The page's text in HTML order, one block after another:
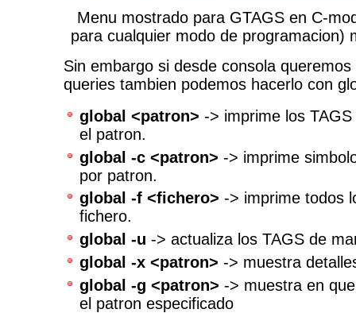
Menu mostrado para GTAGS en C-
para cualquier modo de programacion)
Sin embargo si desde consola
queries tambien podemos hacerlo con
global <patron> -> imprime los
el patron.
global -c <patron> -> imprime
por patron.
global -f <fichero> -> imprime todos
fichero.
global -u -> actualiza los TAGS de
global -x <patron> -> muestra
global -g <patron> -> muestra en
el patron especificado